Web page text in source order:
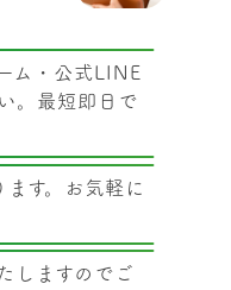
ム・公式LINE
。最短即日で
す。お気軽に
しますのでご